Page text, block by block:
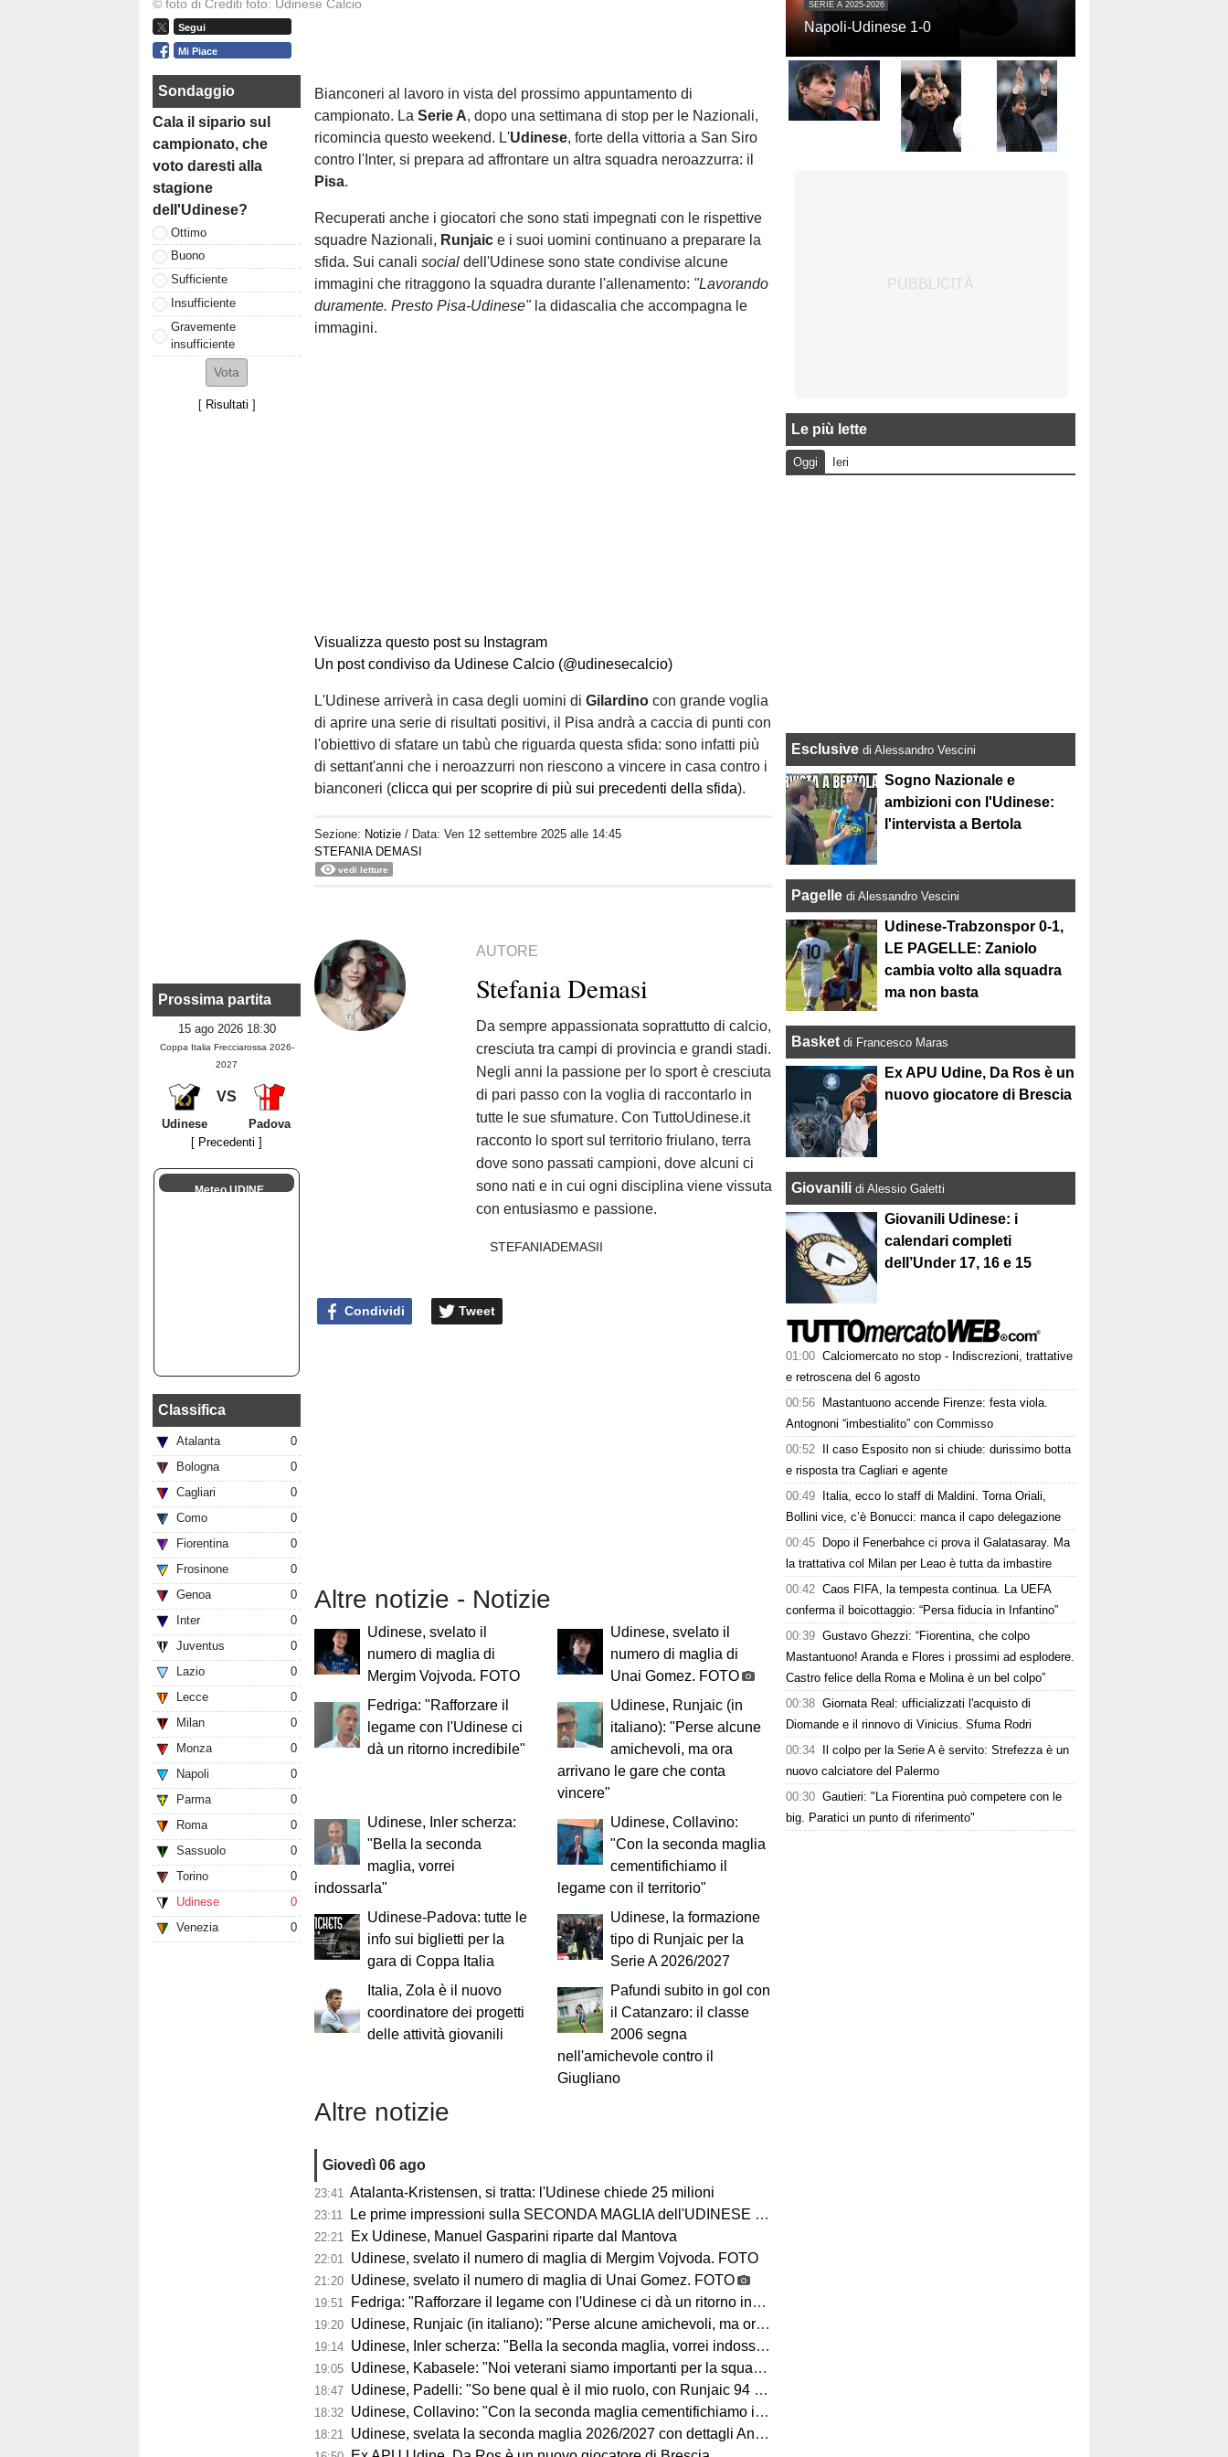
© foto di Crediti foto: Udinese Calcio
Segui
Mi Piace
Sondaggio
Cala il sipario sul
campionato, che
voto daresti alla
stagione
dell'Udinese?
Ottimo
Buono
Sufficiente
Insufficiente
Gravemente
insufficiente
[ Risultati ]
Prossima partita
15 ago 2026 18:30
Coppa Italia Frecciarossa 2026-
2027
VS
Udinese
Padova
[ Precedenti ]
Meteo UDINE
Classifica
Atalanta
0
Bologna
0
Cagliari
0
Como
0
Fiorentina
0
Frosinone
0
Genoa
0
Inter
0
Juventus
0
Lazio
0
Lecce
0
Milan
0
Monza
0
Napoli
0
Parma
0
Roma
0
Sassuolo
0
Torino
0
Udinese
0
Venezia
0
Bianconeri al lavoro in vista del prossimo appuntamento di
campionato. La Serie A, dopo una settimana di stop per le Nazionali,
ricomincia questo weekend. L'Udinese, forte della vittoria a San Siro
contro l'Inter, si prepara ad affrontare un altra squadra neroazzurra: il
Pisa.
Recuperati anche i giocatori che sono stati impegnati con le rispettive
squadre Nazionali, Runjaic e i suoi uomini continuano a preparare la
sfida. Sui canalisocialdell'Udinese sono state condivise alcune
immagini che ritraggono la squadra durante l'allenamento: "Lavorando
duramente. Presto Pisa-Udinese"la didascalia che accompagna le
immagini.
Visualizza questo post su Instagram
Un post condiviso da Udinese Calcio (@udinesecalcio)
L'Udinese arriverà in casa degli uomini diGilardino con grande voglia
di aprire una serie di risultati positivi, il Pisa andrà a caccia di punti con
l'obiettivo di sfatare un tabù che riguarda questa sfida: sono infatti più
di settant'anni che i neroazzurri non riescono a vincere in casa contro i
bianconeri (clicca qui per scoprire di più sui precedenti della sfida).
Sezione: Notizie / Data:Ven 12 settembre 2025 alle 14:45
STEFANIA DEMASI
vedi letture
AUTORE
Stefania Demasi
Da sempre appassionata soprattutto di calcio,
cresciuta tra campi di provincia e grandi stadi.
Negli anni la passione per lo sport è cresciuta
di pari passo con la voglia di raccontarlo in
tutte le sue sfumature. Con TuttoUdinese.it
racconto lo sport sul territorio friulano, terra
dove sono passati campioni, dove alcuni ci
sono nati e in cui ogni disciplina viene vissuta
con entusiasmo e passione.
STEFANIADEMASII
Condividi Tweet
Altre notizie - Notizie
Udinese, svelato il
numero di maglia di
Mergim Vojvoda. FOTO
Udinese, svelato il
numero di maglia di
Unai Gomez. FOTO
Fedriga: "Rafforzare il
legame con l'Udinese ci
dà un ritorno incredibile"
Udinese, Runjaic (in
italiano): "Perse alcune
amichevoli, ma ora
arrivano le gare che conta
vincere"
Udinese, Inler scherza:
"Bella la seconda
maglia, vorrei
indossarla"
Udinese, Collavino:
"Con la seconda maglia
cementifichiamo il
legame con il territorio"
Udinese-Padova: tutte le
info sui biglietti per la
gara di Coppa Italia
Udinese, la formazione
tipo di Runjaic per la
Serie A 2026/2027
Italia, Zola è il nuovo
coordinatore dei progetti
delle attività giovanili
Pafundi subito in gol con
il Catanzaro: il classe
2006 segna
nell'amichevole contro il
Giugliano
Altre notizie
Giovedì 06 ago
23:41 Atalanta-Kristensen, si tratta: l'Udinese chiede 25 milioni
23:11 Le prime impressioni sulla SECONDA MAGLIA dell'UDINESE 2026/2027
22:21 Ex Udinese, Manuel Gasparini riparte dal Mantova
22:01 Udinese, svelato il numero di maglia di Mergim Vojvoda. FOTO
21:20 Udinese, svelato il numero di maglia di Unai Gomez. FOTO
19:51 Fedriga: "Rafforzare il legame con l'Udinese ci dà un ritorno incredibile"
19:20 Udinese, Runjaic (in italiano): "Perse alcune amichevoli, ma ora arrivano le gare che conta vincere"
19:14 Udinese, Inler scherza: "Bella la seconda maglia, vorrei indossarla"
19:05 Udinese, Kabasele: "Noi veterani siamo importanti per la squadra"
18:47 Udinese, Padelli: "So bene qual è il mio ruolo, con Runjaic 94 punti in due anni"
18:32 Udinese, Collavino: "Con la seconda maglia cementifichiamo il legame con il territorio"
18:21 Udinese, svelata la seconda maglia 2026/2027 con dettagli Anni '90. FOTO
SERIE A 2025-2026
Napoli-Udinese 1-0
Le più lette
Oggi Ieri
Esclusive di Alessandro Vescini
Sogno Nazionale e
ambizioni con l'Udinese:
l'intervista a Bertola
Pagelle di Alessandro Vescini
Udinese-Trabzonspor 0-1,
LE PAGELLE: Zaniolo
cambia volto alla squadra
ma non basta
Basket di Francesco Maras
Ex APU Udine, Da Ros è un
nuovo giocatore di Brescia
Giovanili di Alessio Galetti
Giovanili Udinese: i
calendari completi
dell’Under 17, 16 e 15
01:00 Calciomercato no stop - Indiscrezioni, trattative
e retroscena del 6 agosto
00:56
Mastantuono accende Firenze: festa viola.
Antognoni “imbestialito” con Commisso
00:52
Il caso Esposito non si chiude: durissimo botta
e risposta tra Cagliari e agente
00:49
Italia, ecco lo staff di Maldini. Torna Oriali,
Bollini vice, c’è Bonucci: manca il capo delegazione
00:45
Dopo il Fenerbahce ci prova il Galatasaray. Ma
la trattativa col Milan per Leao è tutta da imbastire
00:42 Caos FIFA, la tempesta continua. La UEFA
conferma il boicottaggio: “Persa fiducia in Infantino”
00:39 Gustavo Ghezzi: “Fiorentina, che colpo
Mastantuono! Aranda e Flores i prossimi ad esplodere.
Castro felice della Roma e Molina è un bel colpo”
00:38 Giornata Real: ufficializzati l'acquisto di
Diomande e il rinnovo di Vinicius. Sfuma Rodri
00:34
Il colpo per la Serie A è servito: Strefezza è un
nuovo calciatore del Palermo
00:30 Gautieri: "La Fiorentina può competere con le
big. Paratici un punto di riferimento"